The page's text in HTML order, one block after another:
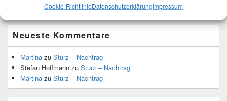
Cookie-RichtlinieDatenschutzerklärungImpressum
Nähmaschine endlich langsamer - es geht
Neueste Kommentare
Martina zu Sturz – Nachtrag
Stefan Hoffmann zu Sturz – Nachtrag
Martina zu Sturz – Nachtrag